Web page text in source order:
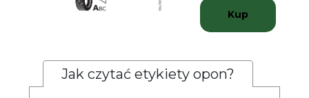
Kup
Jak czytać etykiety opon?